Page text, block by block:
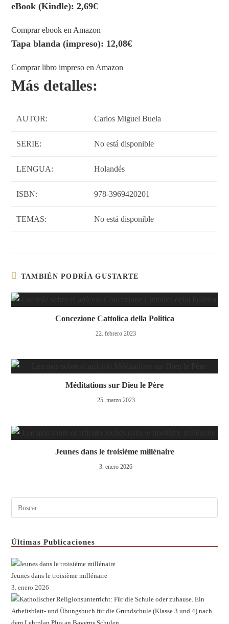
eBook (Kindle): 2,69€
Comprar ebook en Amazon
Tapa blanda (impreso): 12,08€​
Comprar libro impreso en Amazon
Más detalles:​
AUTOR: Carlos Miguel Buela
SERIE: No está disponible
LENGUA: Holandés
ISBN: 978-3969420201
TEMAS: No está disponible
TAMBIÉN PODRÍA GUSTARTE
Concezione Cattolica della Politica
22. febrero 2023
Méditations sur Dieu le Père
25. marzo 2023
Jeunes dans le troisième millénaire
3. enero 2026
Últimas Publicaciones
Jeunes dans le troisième millénaire
3. enero 2026